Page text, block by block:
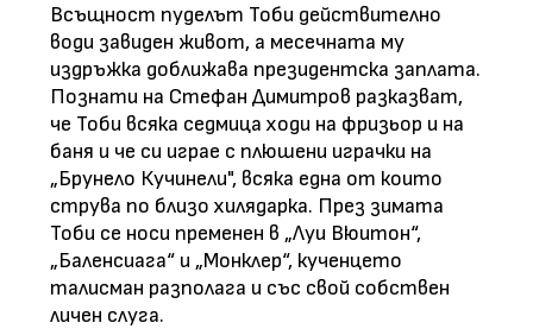
Всъщност пуделът Тоби действително
води завиден живот, а месечната му
издръжка доближава президентска заплата.
Познати на Стефан Димитров разказват,
че Тоби всяка седмица ходи на фризьор и на
баня и че си играе с плюшени играчки на
„Брунело Кучинели", всяка една от които
струва по близо хилядарка. През зимата
Тоби се носи пременен в „Луи Вюитон“,
„Баленсиага“ и „Монклер“, кученцето
талисман разполага и със свой собствен
личен слуга.